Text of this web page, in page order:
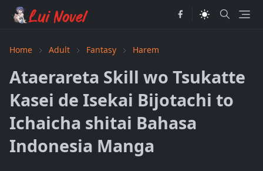
Home Adult Fantasy Harem
Ataerareta Skill wo Tsukatte
Kasei de Isekai Bijotachi to
Ichaicha shitai Bahasa
Indonesia Manga